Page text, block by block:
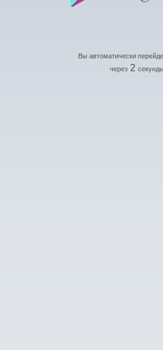
Вы автоматически
через 2 секунды